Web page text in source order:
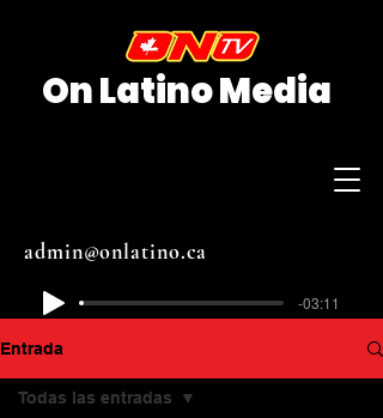
On Latino Media
admin@onlatino.ca
-03:11
Entrada
Todas las entradas